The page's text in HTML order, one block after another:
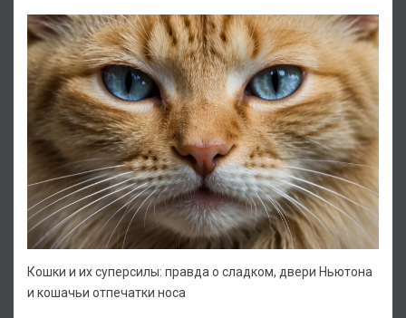
Кошки и их суперсилы: правда о сладком, двери Ньютона
и кошачьи отпечатки носа